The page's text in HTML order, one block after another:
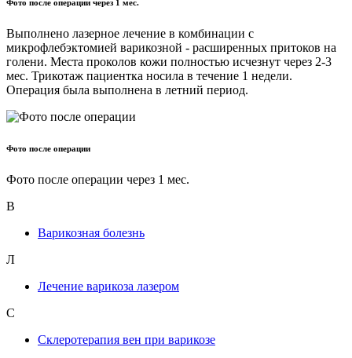
Фото после операции через 1 мес.
Выполнено лазерное лечение в комбинации с
микрофлебэктомией варикозной - расширенных притоков на
голени. Места проколов кожи полностью исчезнут через 2-3
мес. Трикотаж пациентка носила в течение 1 недели.
Операция была выполнена в летний период.
Фото после операции
Фото после операции через 1 мес.
В
Варикозная болезнь
Л
Лечение варикоза лазером
С
Склеротерапия вен при варикозе